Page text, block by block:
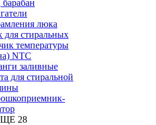
барабан
люка
стиральных
температуры
NTC
заливные
для стиральной
28